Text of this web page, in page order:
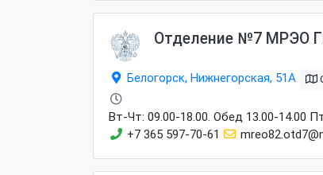
Отделение №7 МРЭО
Белогорск, Нижнегорская, 51А
Вт-Чт: 09.00-18.00. Обед 13.00-14.00
+7 365 597-70-61